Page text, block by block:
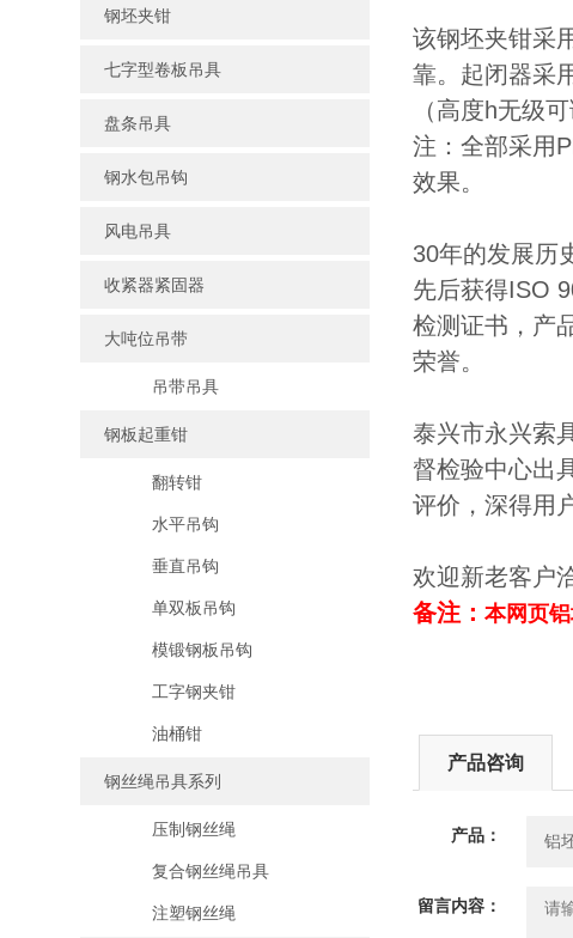
钢坯夹钳
七字型卷板吊具
盘条吊具
钢水包吊钩
风电吊具
收紧器紧固器
大吨位吊带
吊带吊具
钢板起重钳
翻转钳
水平吊钩
垂直吊钩
单双板吊钩
模锻钢板吊钩
工字钢夹钳
油桶钳
钢丝绳吊具系列
压制钢丝绳
复合钢丝绳吊具
注塑钢丝绳
该钢坯夹钳采
靠。起闭器采
（高度h无级
注：全部采用
效果。
30年的发展历
先后获得ISO
检测证书，产
荣誉。
泰兴市永兴索
督检验中心出
评价，深得用
欢迎新老客户
备注：本网页
产品咨询
产品：
留言内容：